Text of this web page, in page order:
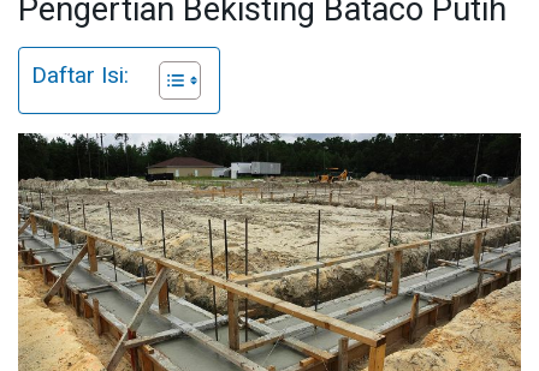
Daftar Isi: